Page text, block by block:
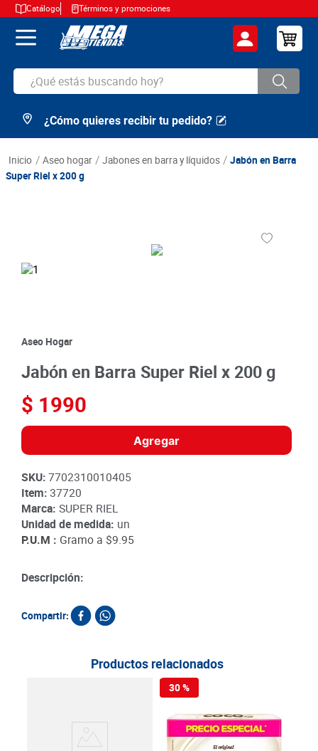
Catálogo Términos y promociones
¿Qué estás buscando hoy?
TÉRMINOS MÁS BUSCADOS
2.
arroz
9.
queso
10. papa
¿Cómo quieres recibir tu pedido?
aseo hogar jabones en barra y líquidos
Jabón en Barra
Super Riel x 200 g
Aseo Hogar
Jabón en Barra Super Riel x 200 g
$ 1990
Agregar
SKU:7702310010405
Item:37720
Marca: SUPER RIEL
Unidad de medida: un
P.U.M : Gramo a $9.95
Descripción:
Compartir:
Productos relacionados
30 %